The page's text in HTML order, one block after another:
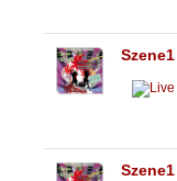
Szene1
Szene1